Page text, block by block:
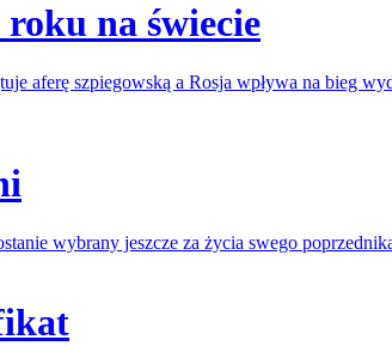
na świecie
aferę szpiegowską a Rosja wpływa na bieg
wybrany jeszcze za życia swego